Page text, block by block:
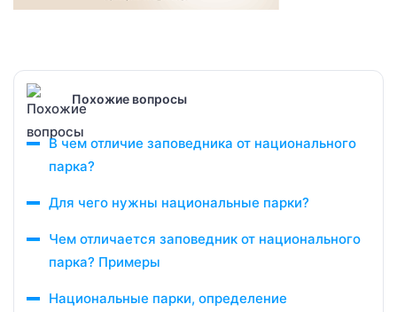
Похожие вопросы
В чем отличие заповедника от национального
парка?
Для чего нужны национальные парки?
Чем отличается заповедник от национального
парка? Примеры
Национальные парки, определение